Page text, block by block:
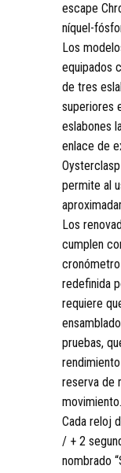
escape
níquel-
Los
equipados
de tres
superiores
eslabones
enlace de
permite al
Los
cumplen
cronómetro
redefinida
requiere
pruebas,
reserva de
Cada reloj
/ + 2
nombrado